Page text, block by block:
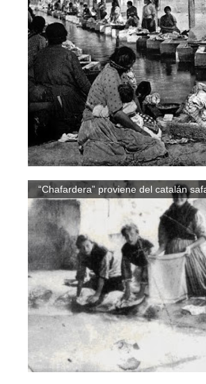
“Chafardera” proviene del catalán